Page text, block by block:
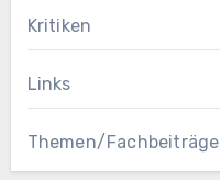
Kritiken
Links
Themen/Fachbeiträge